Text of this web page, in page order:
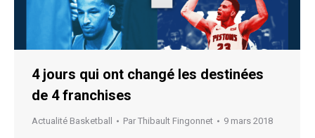
4 jours qui ont changé les destinées
de 4 franchises
Actualité Basketball Par Thibault Fingonnet 9 mars 2018